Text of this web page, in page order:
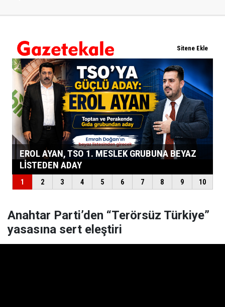
Anahtar Parti’den “Terörsüz Türkiye”
yasasına sert eleştiri